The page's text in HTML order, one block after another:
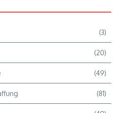
(3)
(20)
(49)
(81)